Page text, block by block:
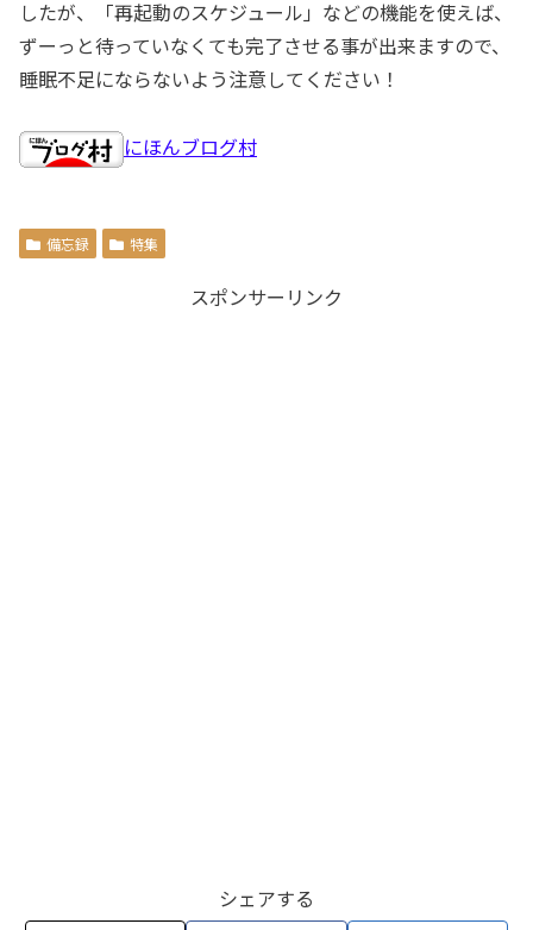
したが、「再起動のスケジュール」などの機能を使えば、
ずーっと待っていなくても完了させる事が出来ますので、
睡眠不足にならないよう注意してください！
にほんブログ村
備忘録 特集
スポンサーリンク
シェアする